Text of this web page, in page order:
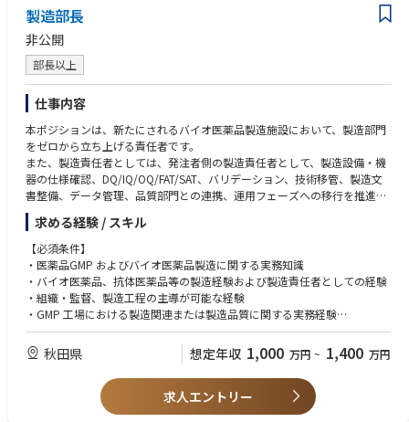
・要件書作成
・開発チームへの要求展開
・利害関係者要求の収集と期待事項の理解
◆この仕事を通じて得られること
●専門知識
・OEMとの折衝力
・システム全体理解と開発上流工程スキル
・プロジェクトマネジメント能力
●海外交流
・開発推進に際して、北米、中国、欧州など海外メンバと頻繁にやり取り
を実施しています。
・語学だけでなく文化の違いなども学ぶことが可能です。
・航空機開発や整備など、空の経験を持つキャリアメンバーと、豊富な自
動車開発、事業経験を持つメンバーのハイブリッド組織。
・当プロジェクト室以外にも社内の多くの部署や米国プロジェクトチーム
と連携しながら、Joby社とのeVTOL開発や品質保証・整備事業企画を推
進。
・航空事業者など社内外の多くのパートナーとも連携し、今までにない事
業(Air Taxi)の確立、将来の空モビリティ事業企画にチャレンジしている。
＜ミッション＞
・2019年よりJoby社との協業を開始し、（創業後3度目の）トヨタの空の
モビリティ実現を目指すプロジェクト。
・更なる快適な移動と新たな社会を多くの人々へお届けするために、開
発、生産、サービス面から空のモビリティ事業を企画、推進。
・開発、生産、事業、全てにおいて新たな取組みであることから「現地現
物」で確認・対策しながらより良いモビリティ社会の構築に繋げる。
当該業務では、業務上、米国の輸出規制に関する情報を扱うため、個人ご
とに情報へのアクセス権を管理するなど、情報管理の徹底を図っていま
す。
・100年に一度の大変革と言われる時代の中、従来の枠組みに捉われるこ
・またeVTOLという新たな空のモビリティは、今のモビリティ社会を大き
■空のモビリティの安心・安全に向き合う覚悟とそれを実現する拘り
■既存の価値観に捉われず、失敗しても新しいことにチャレンジし続ける
意思、常に課題創造型の思考/異業種から謙虚に学び、常に成長しようと
する姿勢、「変えること」や「変わること」を楽しめる方
製造部長
非公開
部長以上
仕事内容
本ポジションは、新たにされるバイオ医薬品製造施設において、製造部門
をゼロから立ち上げる責任者です。
また、製造責任者としては、発注者側の製造責任者として、製造設備・機
器の仕様確認、DQ/IQ/OQ/FAT/SAT、バリデーション、技術移管、製造文
書整備、データ管理、品質部門との連携、運用フェーズへの移行を推進し
ていく役割です。
求める経験 / スキル
【必須条件】
・医薬品GMP およびバイオ医薬品製造に関する実務知識
・バイオ医薬品、抗体医薬品等の製造経験および製造責任者としての経験
・組織・監督、製造工程の主導が可能な経験
・GMP 工場における製造関連または製造品質に関する実務経験
・製造設備・機器、製造プロセス、製造文書、バリデーションに関する基
本的な理解
・複数の社外関係者（設計会社、施工会社、設備ベンダー、コンサルタン
ト、技術供与等）との調整・折衝が可能な経験
・製造部門または製造関連チームにおけるピープルマネジメント経験
・現場で発生する課題を整理し、関係者を巻き込みがが解決に導く能力
秋田県 想定年収 1,000 万円 ~ 1,400 万円
求人エントリー